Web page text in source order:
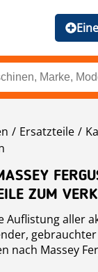
Ersatzteile
ZUM
Auflistung aller
gebrauchter
nach Massey